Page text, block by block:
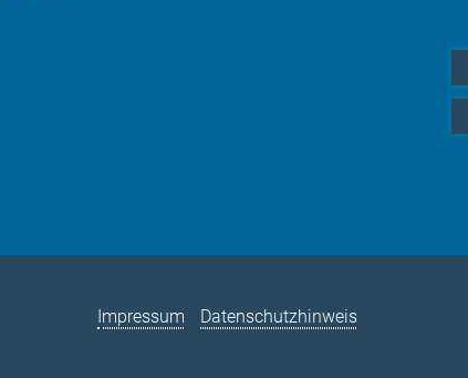
Impressum Datenschutzhinweis